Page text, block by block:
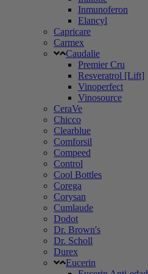
Inmunoferon
Elancyl
Capricare
Carmex
Caudalie
Premier Cru
Resveratrol [Lift]
Vinoperfect
Vinosource
CeraVe
Chicco
Clearblue
Comforsil
Compeed
Control
Cool Bottles
Corega
Corysan
Cumlaude
Dodot
Dr. Brown's
Dr. Scholl
Durex
Eucerin